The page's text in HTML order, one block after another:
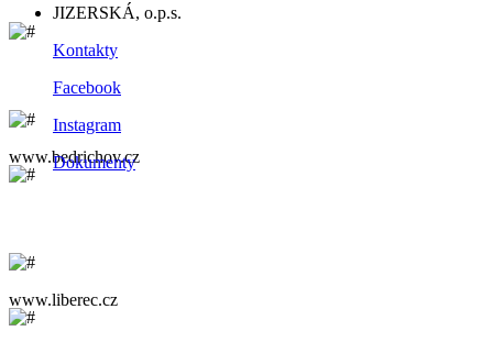
www.bedrichov.cz
www.liberec.cz
JIZERSKÁ, o.p.s.
Kontakty
Facebook
Instagram
Dokumenty